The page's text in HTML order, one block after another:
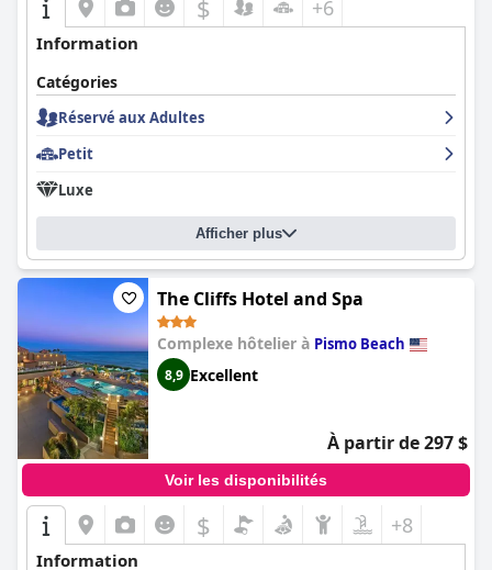
$ +6
Information
Catégories
Réservé aux Adultes
Petit
Luxe
Afficher plus
The Cliffs Hotel and Spa
Complexe hôtelier à Pismo Beach
8,9 Excellent
À partir de 297 $
Voir les disponibilités
$ +8
Information